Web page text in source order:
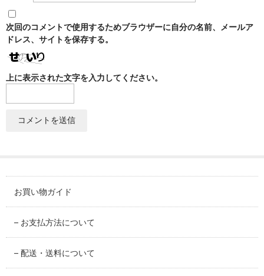
花びらシリーズ
染錦葡萄シリーズ
蔦小花シリーズ
MAGNIFIER
カテゴリ別
BY CATEGORY
皿・プレート
次回のコメントで使用するためブラウザーに自分の名前、メールア
ドレス、サイトを保存する。
上に表示された文字を入力してください。
お買い物ガイド
– お支払方法について
– 配送・送料について